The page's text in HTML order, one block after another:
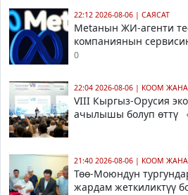
22:12 2026-08-06 | САЯСАТ
Metaнын ЖИ-агенти
компаниянын
0
22:04 2026-08-06 | КООМ
VIII Кыргыз-Орусия
ачылышы болуп өттү
21:40 2026-08-06 | КООМ
Төө-Моюндун
жардам жеткиликтүү